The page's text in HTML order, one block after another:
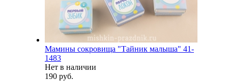
Мамины сокровища "Тайник малыша" 41-
1483
Нет в наличии
190 руб.